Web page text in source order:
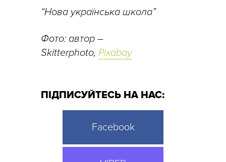
“Нова українська школа”
Фото: автор –
Skitterphoto, Pixabay
ПІДПИСУЙТЕСЬ НА НАС:
Facebook